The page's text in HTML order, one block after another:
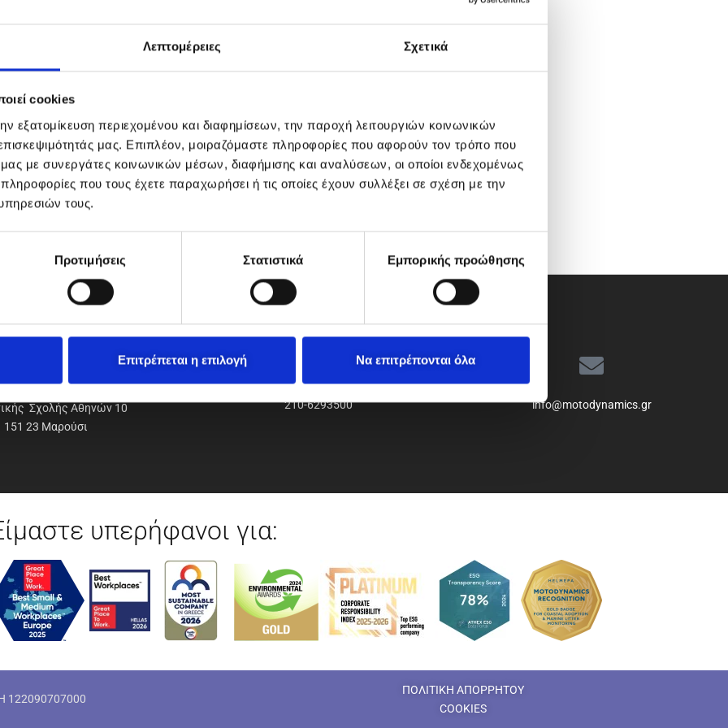
Λεπτομέρειες Σχετικά
cookies
εξατομίκευση περιεχομένου και διαφημίσεων, την παροχή λειτουργιών κοινωνικών
μας. Επιπλέον, μοιραζόμαστε πληροφορίες που αφορούν τον τρόπο που
μας με συνεργάτες κοινωνικών μέσων, διαφήμισης και αναλύσεων, οι οποίοι ενδεχομένως
που τους έχετε παραχωρήσει ή τις οποίες έχουν συλλέξει σε σχέση με την
τους.
Προτιμήσεις Στατιστικά Εμπορικής προώθησης
Επιτρέπεται η επιλογή Να επιτρέπονται όλα
Α.Ε.Ε.
Σχολής Αθηνών 10
151 23 Μαρούσι
210-6293500 info@motodynamics.gr
υπερήφανοι για:
122090707000
ΠΟΛΙΤΙΚΗ ΑΠΟΡΡΗΤΟΥ
COOKIES